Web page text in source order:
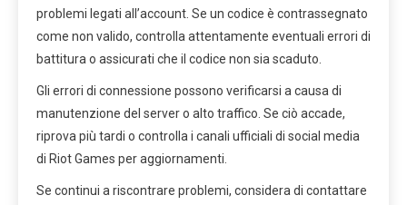
problemi legati all’account. Se un codice è contrassegnato
come non valido, controlla attentamente eventuali errori di
battitura o assicurati che il codice non sia scaduto.
Gli errori di connessione possono verificarsi a causa di
manutenzione del server o alto traffico. Se ciò accade,
riprova più tardi o controlla i canali ufficiali di social media
di Riot Games per aggiornamenti.
Se continui a riscontrare problemi, considera di contattare